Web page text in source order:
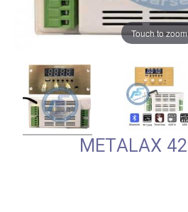
Touch to zoom